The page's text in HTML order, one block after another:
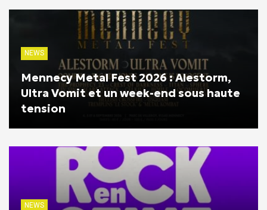
NEWS
Mennecy Metal Fest 2026 : Alestorm,
Ultra Vomit et un week-end sous haute
tension
NEWS